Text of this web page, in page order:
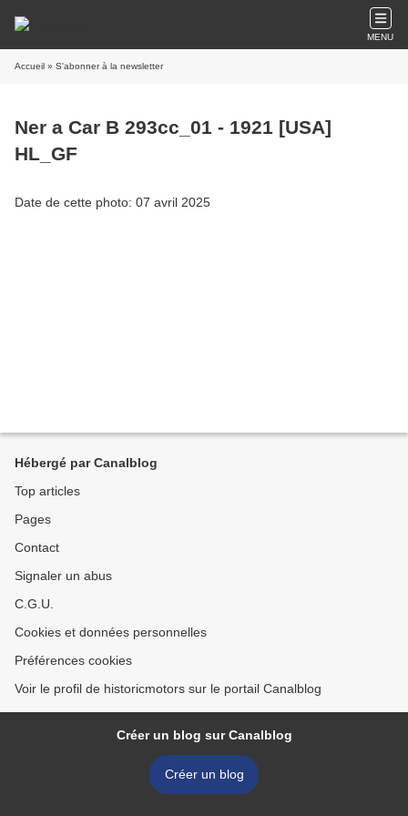
MENU
Accueil » S'abonner à la newsletter
Ner a Car B 293cc_01 - 1921 [USA]
HL_GF
Date de cette photo: 07 avril 2025
Hébergé par Canalblog
Top articles
Pages
Contact
Signaler un abus
C.G.U.
Cookies et données personnelles
Préférences cookies
Voir le profil de historicmotors sur le portail Canalblog
Créer un blog sur Canalblog
Créer un blog